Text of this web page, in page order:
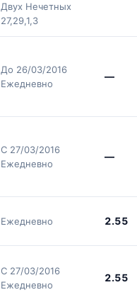
Двух Нечетных
27,29,1,3
До 26/03/2016
Ежедневно
—
С 27/03/2016
Ежедневно
—
Ежедневно 2.55
С 27/03/2016
Ежедневно
2.55